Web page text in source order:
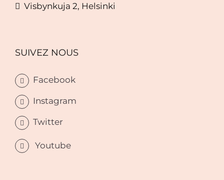
Visbynkuja 2, Helsinki
SUIVEZ NOUS
Facebook
Instagram
Twitter
Youtube